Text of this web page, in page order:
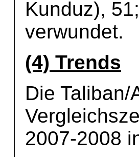
Kunduz),
verwundet.
(4) Trends
Die
2007-2008